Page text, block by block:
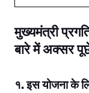
मुख्यमंत्री
बारे में अक्सर
१. इस योजना के